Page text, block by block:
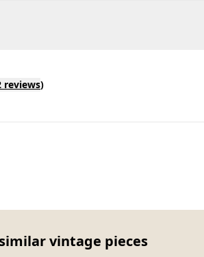
reviews)
vintage pieces